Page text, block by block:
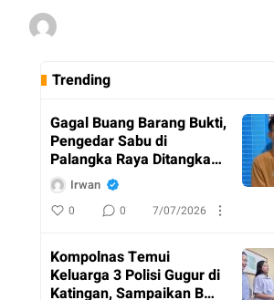
Trending
Gagal Buang Barang Bukti,
Pengedar Sabu di
Palangka Raya Ditangkap
PolisiIrwan
0 0 7/07/2026
Kompolnas Temui
Keluarga 3 Polisi Gugur di
Katingan, Sampaikan Bela